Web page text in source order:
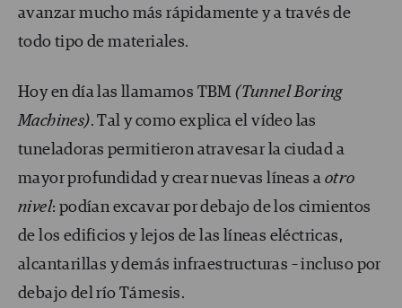
avanzar mucho más rápidamente y a través de
todo tipo de materiales.
Hoy en día las llamamos TBM(Tunnel Boring
Machines). Tal y como explica el vídeo las
tuneladoras permitieron atravesar la ciudad a
mayor profundidad y crear nuevas líneas a otro
nivel: podían excavar por debajo de los cimientos
de los edificios y lejos de las líneas eléctricas,
alcantarillas y demás infraestructuras – incluso por
debajo del río Támesis.